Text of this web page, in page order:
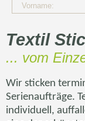
Vorname:
Textil
... vom
Wir sticken
Serienaufträge.
individuell,